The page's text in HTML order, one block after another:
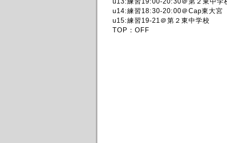
u14:練習18:30-20:00＠Cap東大宮
u15:練習19-21＠第２東中学校
TOP：OFF